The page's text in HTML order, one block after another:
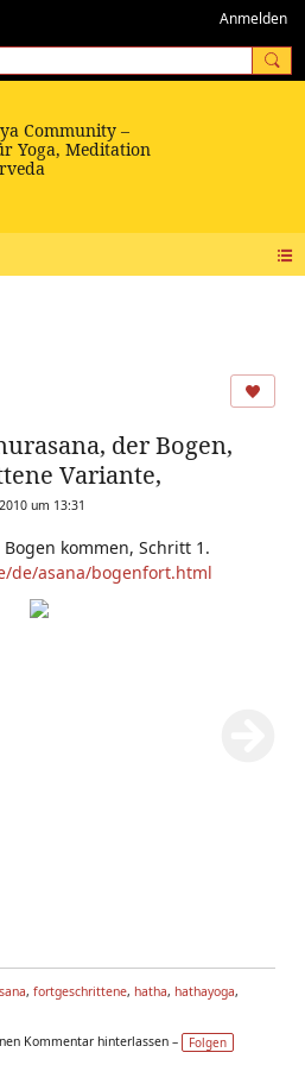
Anmelden
der Bogen,
Variante,
um 13:31
kommen, Schritt 1.
de/asana/bogenfort.html
, fortgeschrittene, hatha, hathayoga,
Kommentar hinterlassen –
Folgen